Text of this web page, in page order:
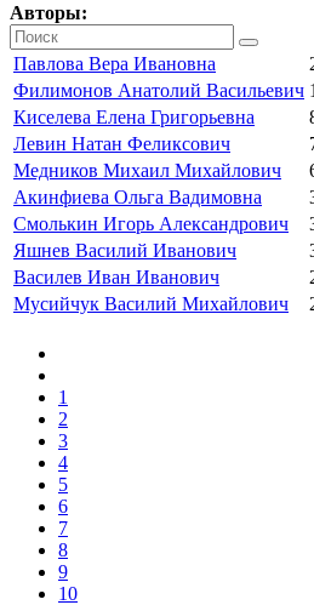
Авторы:
Павлова Вера Ивановна
Филимонов Анатолий Васильевич
Киселева Елена Григорьевна
Левин Натан Феликсович
Медников Михаил Михайлович
Акинфиева Ольга Вадимовна
Смолькин Игорь Александрович
Яшнев Василий Иванович
Василев Иван Иванович
Мусийчук Василий Михайлович
1
2
3
4
5
6
7
8
9
10